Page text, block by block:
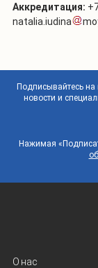
Аккредитация:
natalia.iudina
Подписывайтесь на
новости и
Нажимая
О нас